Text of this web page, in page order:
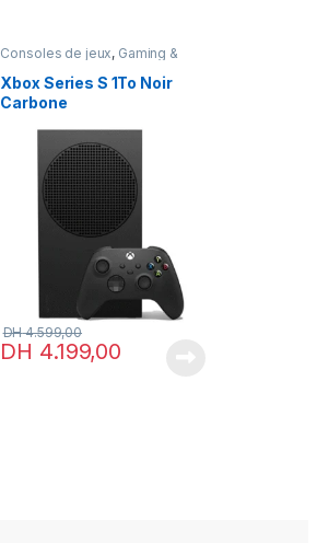
Consoles de jeux, Gaming &
Xbox Series S 1To Noir
Carbone
DH 4.199,00
DH4.599,00